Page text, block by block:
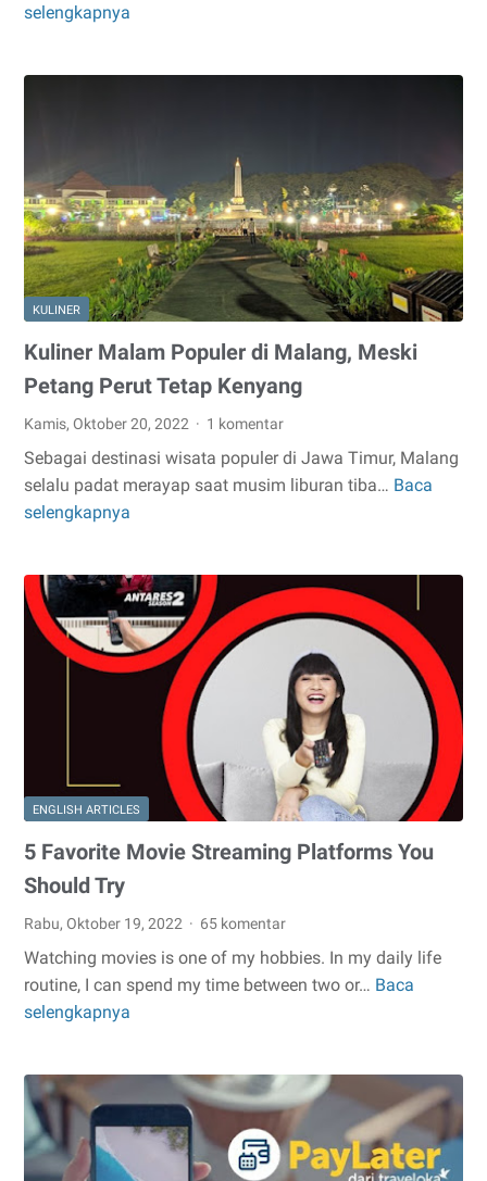
selengkapnya
Software?
KULINER
Kuliner Malam Populer di Malang, Meski
Petang Perut Tetap Kenyang
Kamis, Oktober 20, 2022 1 komentar
Sebagai destinasi wisata populer di Jawa Timur, Malang
selalu padat merayap saat musim liburan tiba… Baca
selengkapnya
Kuliner
di
Malang,
Meski
Petang
Perut
Tetap
Kenyang
ENGLISH ARTICLES
5 Favorite Movie Streaming Platforms You
Should Try
Rabu, Oktober 19, 2022 65 komentar
Watching movies is one of my hobbies. In my daily life
routine, I can spend my time between two or… Baca
selengkapnya
5
Streaming
Platforms
You
Should